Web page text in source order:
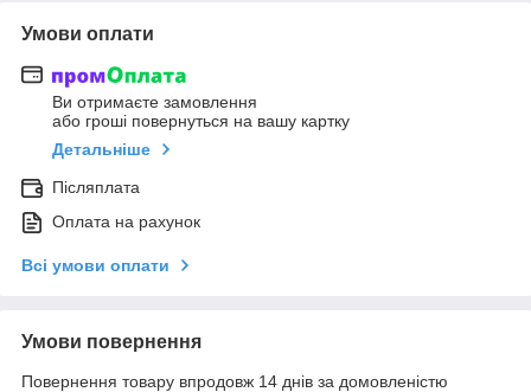
Умови оплати
Ви отримаєте замовлення
або гроші повернуться на вашу картку
Детальніше
Післяплата
Оплата на рахунок
Всі умови оплати
Умови повернення
Повернення товару впродовж 14 днів за домовленістю